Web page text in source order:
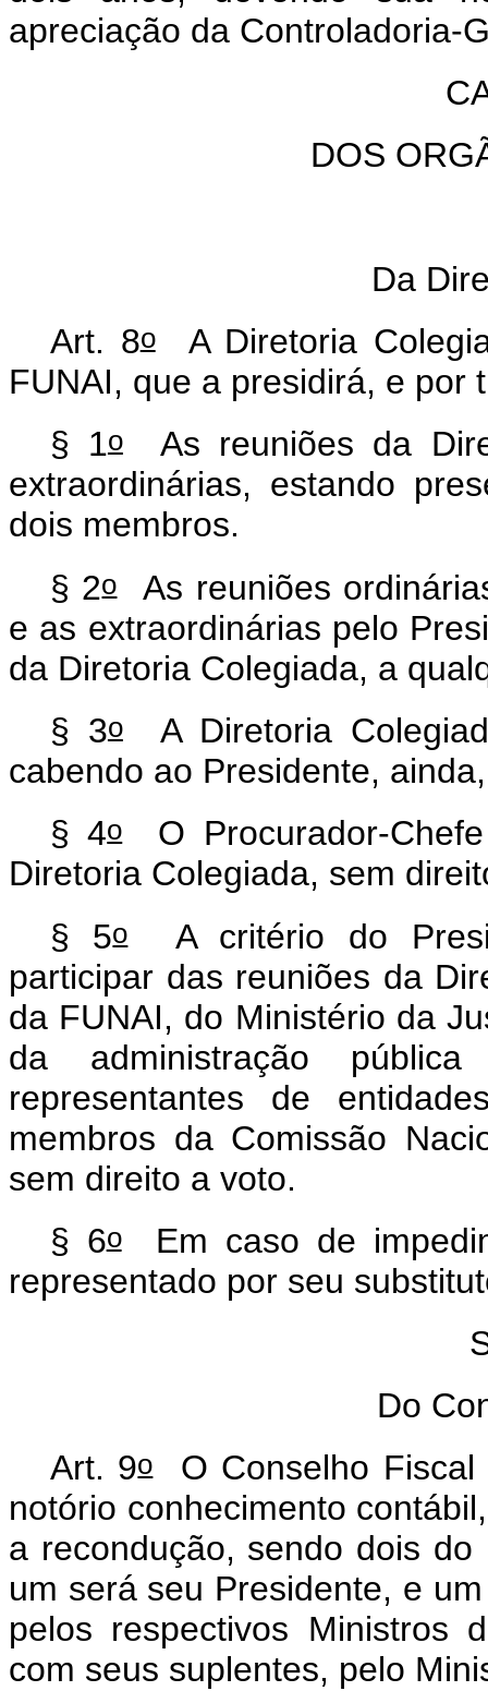
apreciação da Controladoria-
DOS
Da
Art. 8oA Diretoria
FUNAI, que a presidirá, e por
§ 1oAs reuniões da
extraordinárias, estando
dois membros.
§ 2oAs reuniões
e as extraordinárias pelo
da Diretoria Colegiada, a
§ 3oA Diretoria
cabendo ao Presidente,
§ 4oO Procurador-Chefe
Diretoria Colegiada, sem
§ 5oA critério do
participar das reuniões da
da FUNAI, do Ministério da
da administração
representantes de
membros da Comissão
sem direito a voto.
§ 6oEm caso de
representado por seu
Do
Art. 9oO Conselho Fiscal
notório conhecimento
a recondução, sendo dois
um será seu Presidente, e
pelos respectivos Ministros
com seus suplentes, pelo